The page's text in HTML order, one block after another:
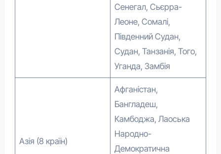
Сенегал, Сьєрра-
Леоне, Сомалі,
Південний Судан,
Судан, Танзанія, Того,
Уганда, Замбія
Азія (8 країн)
Афганістан,
Бангладеш,
Камбоджа, Лаоська
Народно-
Демократична